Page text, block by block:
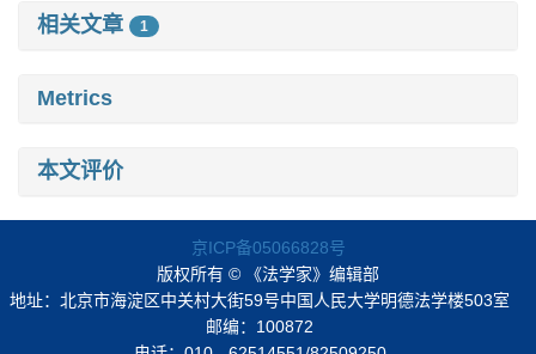
相关文章 1
Metrics
本文评价
京ICP备05066828号
版权所有 © 《法学家》编辑部
地址：北京市海淀区中关村大街59号中国人民大学明德法学楼503室
邮编：100872